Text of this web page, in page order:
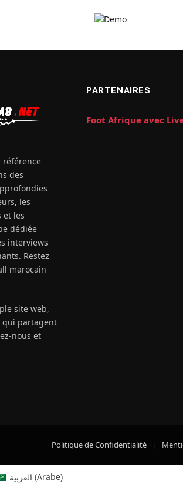
référence
des
les
et les
dédiée
interviews
Restez
marocain
site web,
qui partagent
nous et
PARTENAIRES
Foot Afrique avec
Politique de Confidentialité
العربية (Arabe)